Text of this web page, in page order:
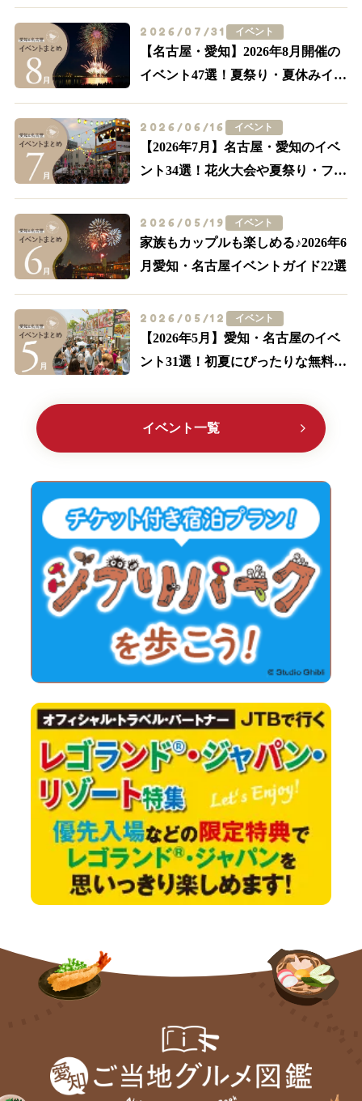
2026/07/31 イベント
【名古屋・愛知】2026年8月開催の
イベント47選！夏祭り・夏休みイベ
2026/06/16 イベント
【2026年7月】名古屋・愛知のイベ
ント34選！花火大会や夏祭り・フー
2026/05/19 イベント
家族もカップルも楽しめる♪2026年6
月愛知・名古屋イベントガイド22選
2026/05/12 イベント
【2026年5月】愛知・名古屋のイベ
ント31選！初夏にぴったりな無料の
イベント一覧